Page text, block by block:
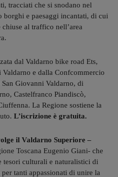
tracciati che si snodano nel
borghi e paesaggi incantati, di cui
chiuse al traffico nell’area
dal Valdarno bike road Ets,
e dalla Confcommercio
Giovanni Valdarno, di
Castelfranco Piandiscò,
La Regione sostiene la
L’iscrizione è gratuita.
il Valdarno Superiore –
Toscana Eugenio Giani- che
culturali e naturalistici di
tanti appassionati di unire la